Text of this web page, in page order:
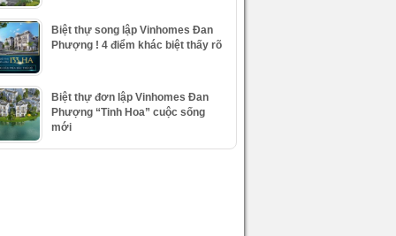
Biệt thự song lập Vinhomes Đan
Phượng ! 4 điểm khác biệt thấy rõ
Biệt thự đơn lập Vinhomes Đan
Phượng “Tinh Hoa” cuộc sống
mới